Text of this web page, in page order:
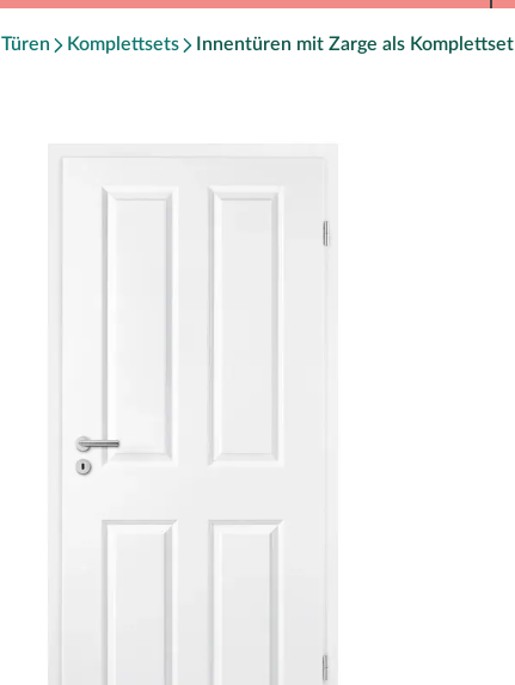
Türen Komplettsets Innentüren mit Zarge als Komplettset